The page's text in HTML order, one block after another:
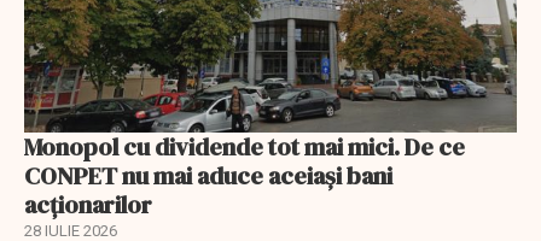
Monopol cu dividende tot mai mici. De ce
CONPET nu mai aduce aceiași bani
acționarilor
28 IULIE 2026